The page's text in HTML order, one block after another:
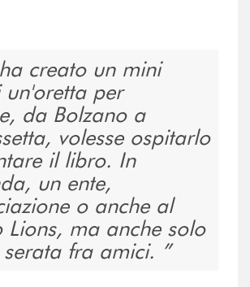
creato un mini
un'oretta per
da Bolzano a
volesse ospitarlo
il libro. In
un ente,
o anche al
Lions, ma anche solo
fra amici.